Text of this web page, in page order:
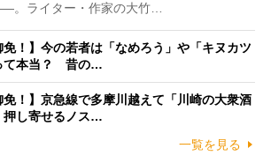
。ライター・作家の大竹…
免！】今の若者は「なめろう」や「キヌカツ
て本当？ 昔の…
免！】京急線で多摩川越えて「川崎の大衆酒
し寄せるノス…
一覧を見る